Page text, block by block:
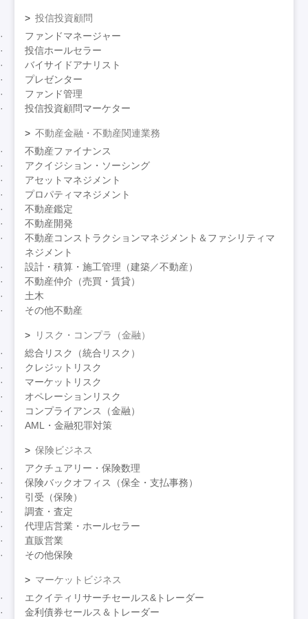
投信投資顧問
ファンドマネージャー
投信ホールセラー
バイサイドアナリスト
プレゼンター
ファンド管理
投信投資顧問マーケター
不動産金融・不動産関連業務
不動産ファイナンス
アクイジション・ソーシング
アセットマネジメント
プロパティマネジメント
不動産鑑定
不動産開発
不動産コンストラクションマネジメント＆ファシリティマ
ネジメント
設計・積算・施工管理（建築／不動産）
不動産仲介（売買・賃貸）
土木
その他不動産
リスク・コンプラ（金融）
総合リスク（統合リスク）
クレジットリスク
マーケットリスク
オペレーションリスク
コンプライアンス（金融）
AML・金融犯罪対策
保険ビジネス
アクチュアリー・保険数理
保険バックオフィス（保全・支払事務）
引受（保険）
調査・査定
代理店営業・ホールセラー
直販営業
その他保険
マーケットビジネス
エクイティリサーチセールス&トレーダー
金利債券セールス＆トレーダー